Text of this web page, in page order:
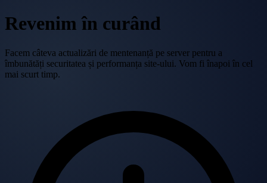
Revenim în curând
Facem câteva actualizări de mentenanță pe server pentru a
îmbunătăți securitatea și performanța site-ului. Vom fi înapoi în cel
mai scurt timp.